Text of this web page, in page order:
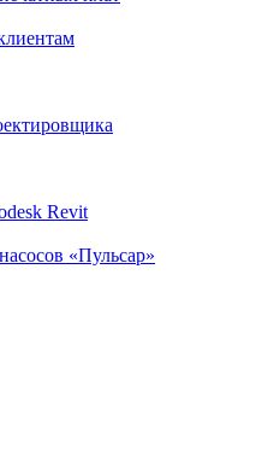
Revit
«Пульсар»